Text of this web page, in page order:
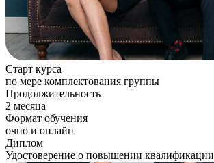
Старт курса
по мере комплектования группы
Продолжительность
2 месяца
Формат обучения
очно и онлайн
Диплом
Удостоверение о повышении квалификации